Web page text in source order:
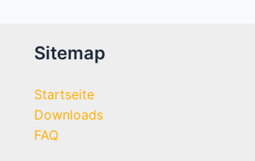
Sitemap
Startseite
Downloads
FAQ